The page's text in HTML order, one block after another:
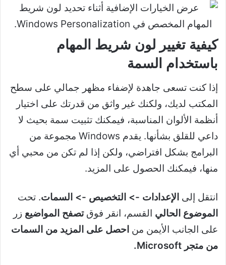
كيفية تغيير لون شريط المهام
باستخدام السمة
إذا كنت تسعى جاهدة لإضفاء مظهر جمالي على سطح
المكتب لديك، ولكنك غير واثق من قدرتك على اختيار
أنظمة الألوان المناسبة، فيمكنك تثبيت سمة بحيث لا
داعي للقلق بشأنها. يقدم Windows مجموعة من
البرامج بشكل افتراضي، ولكن إذا لم تكن من محبي أي
منها، فيمكنك الحصول على المزيد.
انتقل إلى الإعدادات -> التخصيص -> السمات. تحت
الموضوع الحالي القسم، انقر فوقتصفح المواضيع زر
على الجانب الأيمن من احصل على المزيد من السمات
من متجر Microsoft.